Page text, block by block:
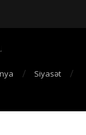
Siyasət